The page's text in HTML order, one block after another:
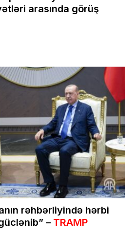
arasında görüş
rəhbərliyində hərbi
– TRAMP